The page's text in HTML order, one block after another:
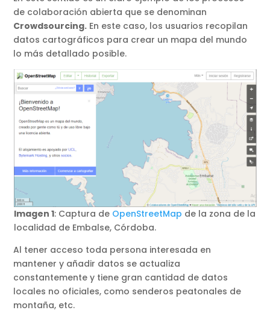
de colaboración abierta que se denominan
Crowdsourcing. En este caso, los usuarios recopilan
datos cartográficos para crear un mapa del mundo
lo más detallado posible.
Imagen 1: Captura de OpenStreetMap de la zona de la
localidad de Embalse, Córdoba.
Al tener acceso toda persona interesada en
mantener y añadir datos se actualiza
constantemente y tiene gran cantidad de datos
locales no oficiales, como senderos peatonales de
montaña, etc.